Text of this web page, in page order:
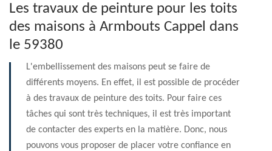
Les travaux de peinture pour les toits
des maisons à Armbouts Cappel dans
le 59380
L'embellissement des maisons peut se faire de
différents moyens. En effet, il est possible de procéder
à des travaux de peinture des toits. Pour faire ces
tâches qui sont très techniques, il est très important
de contacter des experts en la matière. Donc, nous
pouvons vous proposer de placer votre confiance en